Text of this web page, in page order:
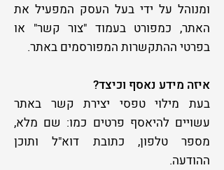
ומנוהל על ידי בעל העסק המפעיל את
האתר, כמפורט בעמוד "צור קשר" או
בפרטי ההתקשרות המפורסמים באתר.
איזה מידע נאסף וכיצד?
בעת מילוי טפסי יצירת קשר באתר
עשויים להיאסף פרטים כמו: שם מלא,
מספר טלפון, כתובת דוא"ל ותוכן
ההודעה.